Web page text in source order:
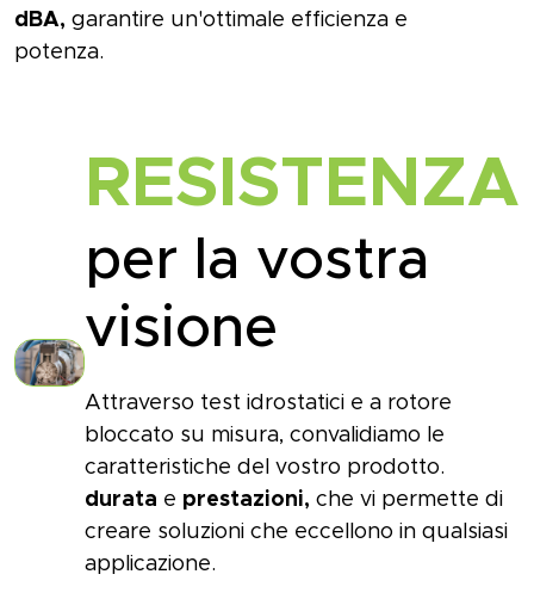
dBA, garantire un'ottimale efficienza e
potenza.
RESISTENZA
per la vostra
visione
Attraverso test idrostatici e a rotore
bloccato su misura, convalidiamo le
caratteristiche del vostro prodotto.
durata e prestazioni, che vi permette di
creare soluzioni che eccellono in qualsiasi
applicazione.